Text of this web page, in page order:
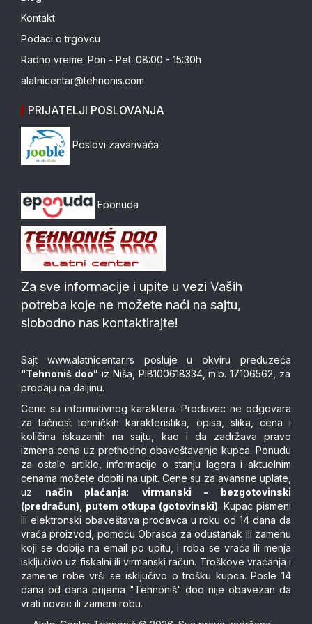
Kontakt
Podaci o trgovcu
Radno vreme: Pon - Pet: 08:00 - 15:30h
alatnicentar@tehnonis.com
PRIJATELJI POSLOVANJA
Poslovi zavarivača
Eponuda
Za sve informacije i upite u vezi Vaših
potreba koje ne možete naći na sajtu,
slobodno nas kontaktirajte!
Sajt www.alatnicentar.rs posluje u okviru preduzeća
"Tehnoniš doo" iz Niša, PIB100618334, m.b. 17106562, za
prodaju na daljinu.
Cene su informativnog karaktera. Prodavac ne odgovara
za tačnost tehničkih karakteristika, opisa, slika, cena i
količina iskazanih na sajtu, kao i da zadržava pravo
izmena cena uz prethodno obaveštavanje kupca. Ponudu
za ostale artikle, informacije o stanju lagera i aktuelnim
cenama možete dobiti na upit. Cene su za avansne uplate,
uz način plaćanja: virmanski - bezgotovinski
(predračun)
putem otkupa (gotovinski). Kupac pismeni
ili elektronski obaveštava prodavca u roku od 14 dana da
vraća proizvod, pomoću Obrasca za odustanak ili zamenu
koji se dobija na email po upitu, i roba se vraća ili menja
isključivo uz fiskalni ili virmanski račun. Troškove vraćanja i
zamene robe vrši se isključivo o trošku kupca. Posle 14
dana od dana prijema "Tehnoniš" doo nije obavezan da
vrati novac ili zameni robu.